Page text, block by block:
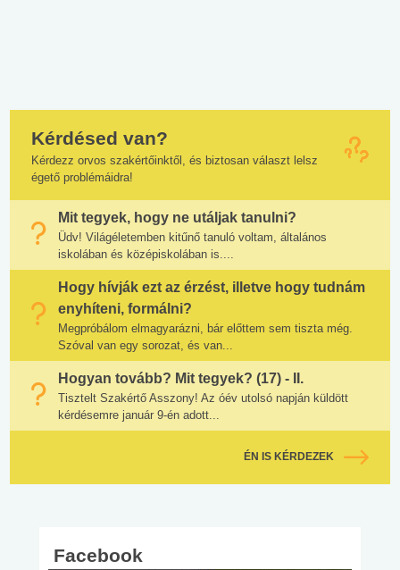
Kérdésed van?
Kérdezz orvos szakértőinktől, és biztosan választ lelsz
égető problémáidra!
Mit tegyek, hogy ne utáljak tanulni?
Üdv! Világéletemben kitűnő tanuló voltam, általános
iskolában és középiskolában is....
Hogy hívják ezt az érzést, illetve hogy tudnám
enyhíteni, formálni?
Megpróbálom elmagyarázni, bár előttem sem tiszta még.
Szóval van egy sorozat, és van...
Hogyan tovább? Mit tegyek? (17) - II.
Tisztelt Szakértő Asszony! Az óév utolsó napján küldött
kérdésemre január 9-én adott...
ÉN IS KÉRDEZEK
Facebook